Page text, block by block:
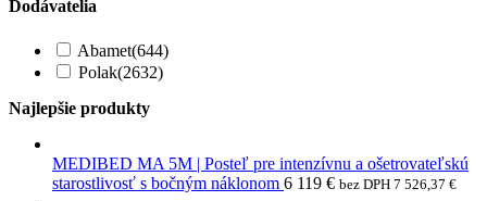
Dodávatelia
Abamet(644)
Polak(2632)
Najlepšie produkty
MEDIBED MA 5M | Posteľ pre intenzívnu a ošetrovateľskú
starostlivosť s bočným náklonom 6 119 € bez DPH 7 526,37 €